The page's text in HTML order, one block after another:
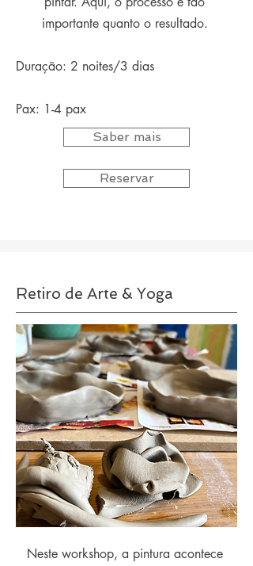
importante quanto o resultado.
Duração: 2 noites/3 dias
Pax: 1-4 pax​
Saber mais
Reservar
Retiro de Arte & Yoga
Neste workshop, a pintura acontece